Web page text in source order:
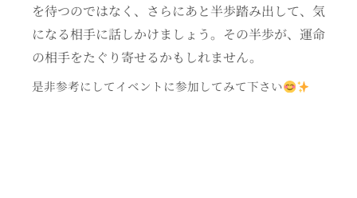
を待つのではなく、さらにあと半歩踏み出して、気
になる相手に話しかけましょう。その半歩が、運命
の相手をたぐり寄せるかもしれません。
是非参考にしてイベントに参加してみて下さい